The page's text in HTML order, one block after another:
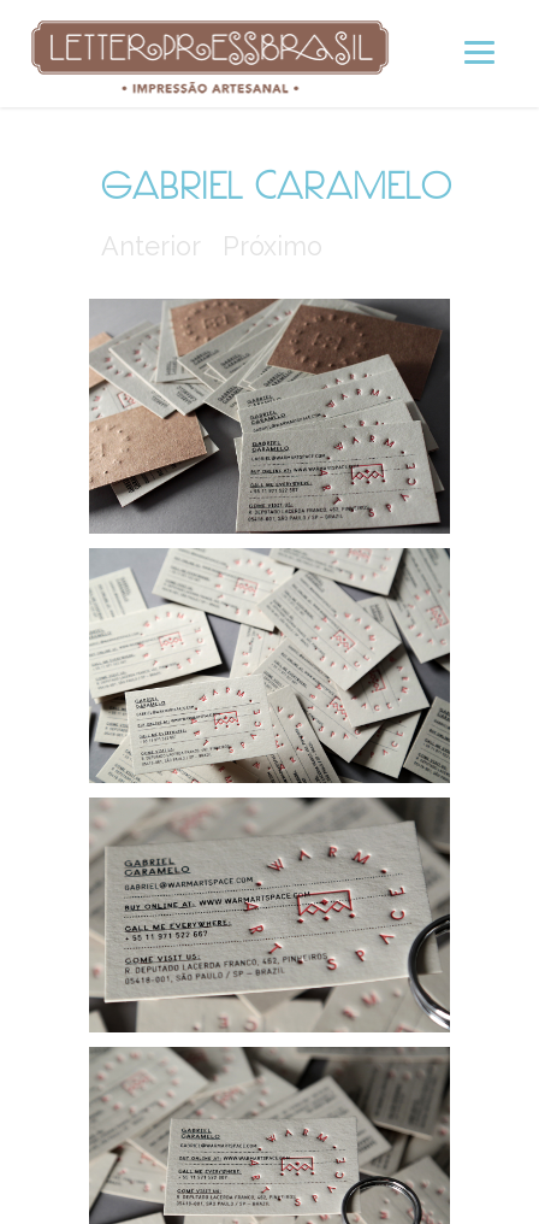
GABRIEL CARAMELO
Anterior Próximo